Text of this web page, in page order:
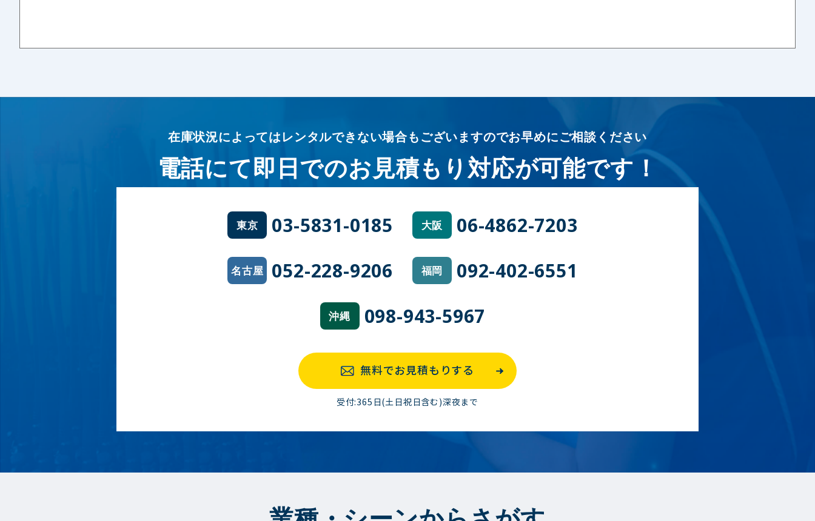
在庫状況によってはレンタルできない場合もございますのでお早めにご相談ください
電話にて即日でのお見積もり対応が可能です！
東京 03-5831-0185 大阪 06-4862-7203
名古屋 052-228-9206 福岡 092-402-6551
沖縄 098-943-5967
無料でお見積もりする
受付:365日(土日祝日含む)深夜まで